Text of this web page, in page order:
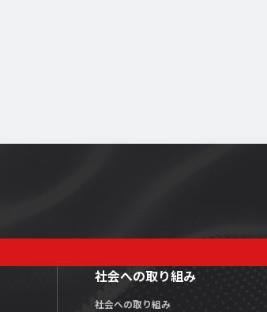
社会への取り組み
社会への取り組み